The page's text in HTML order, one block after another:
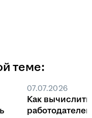
теме:
07.07.2026
Как вычислить